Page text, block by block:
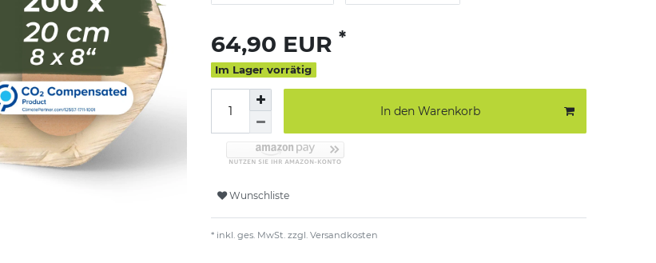
64,90 EUR *
Im Lager vorrätig
In den Warenkorb
Wunschliste
* inkl. ges. MwSt. zzgl. Versandkosten